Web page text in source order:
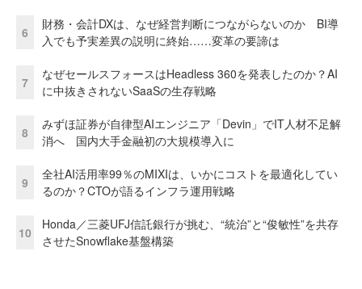
6
財務・会計DXは、なぜ経営判断につながらないのか BI導
入でも予実差異の説明に終始……変革の要諦は
7
なぜセールスフォースはHeadless 360を発表したのか？AI
に中抜きされないSaaSの生存戦略
8
みずほ証券が自律型AIエンジニア「Devin」でIT人材不足解
消へ 国内大手金融初の大規模導入に
9
全社AI活用率99％のMIXIは、いかにコストを最適化してい
るのか？CTOが語るインフラ運用戦略
10
Honda／三菱UFJ信託銀行が挑む、“統治”と“俊敏性”を共存
させたSnowflake基盤構築